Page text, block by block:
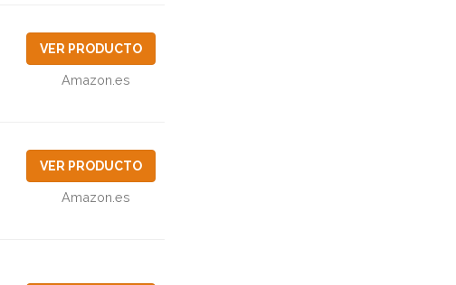
VER PRODUCTO
Amazon.es
VER PRODUCTO
Amazon.es